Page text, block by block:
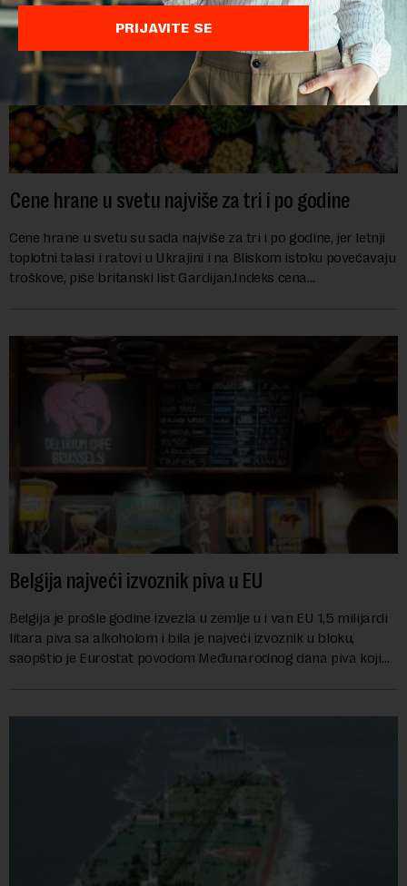
Cene hrane u svetu najviše za tri i po godine
Cene hrane u svetu su sada najviše za tri i po godine, jer letnji
toplotni talasi i ratovi u Ukrajini i na Bliskom istoku povećavaju
troškove, piše britanski list Gardijan.Indeks cena
Belgija najveći izvoznik piva u EU
Belgija je prošle godine izvezla u zemlje u i van EU 1,5 milijardi
litara piva sa alkoholom i bila je najveći izvoznik u bloku,
saopštio je Eurostat povodom Međunarodnog dana piva koji
PRIJAVITE SE